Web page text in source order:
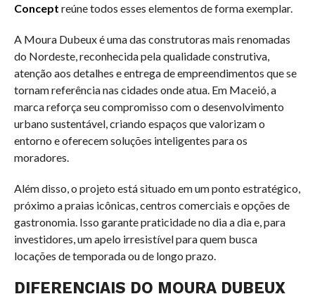
Concept reúne todos esses elementos de forma exemplar.
A Moura Dubeux é uma das construtoras mais renomadas
do Nordeste, reconhecida pela qualidade construtiva,
atenção aos detalhes e entrega de empreendimentos que se
tornam referência nas cidades onde atua. Em Maceió, a
marca reforça seu compromisso com o desenvolvimento
urbano sustentável, criando espaços que valorizam o
entorno e oferecem soluções inteligentes para os
moradores.
Além disso, o projeto está situado em um ponto estratégico,
próximo a praias icônicas, centros comerciais e opções de
gastronomia. Isso garante praticidade no dia a dia e, para
investidores, um apelo irresistível para quem busca
locações de temporada ou de longo prazo.
DIFERENCIAIS DO MOURA DUBEUX